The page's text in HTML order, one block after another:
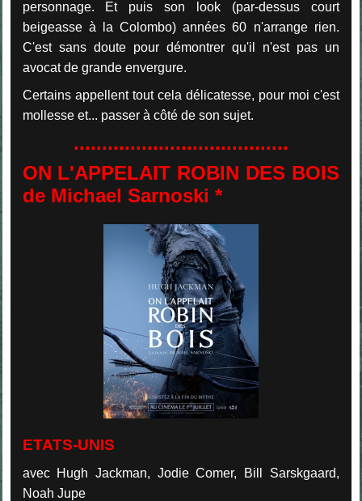
personnage. Et puis son look (par-dessus court
beigeasse à la Colombo) années 60 n'arrange rien.
C'est sans doute pour démontrer qu'il n'est pas un
avocat de grande envergure.
Certains appellent tout cela délicatesse, pour moi c'est
mollesse et... passer à côté de son sujet.
......................................
ON L'APPELAIT ROBIN DES BOIS
de Michael Sarnoski *
ETATS-UNIS
avec Hugh Jackman, Jodie Comer, Bill Sarskgaard,
Noah Jupe